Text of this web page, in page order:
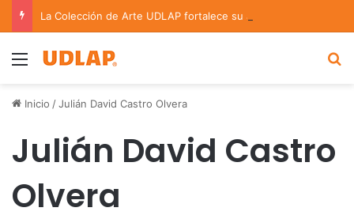
Menu
Inicio /Julián David Castro Olvera
Julián David Castro
Olvera